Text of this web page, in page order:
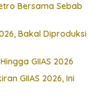
Bersama Sebab
Bakal Diproduksi
GIIAS 2026
GIIAS 2026, Ini